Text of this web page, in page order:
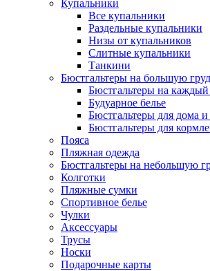
Купальники
Все купальники
Раздельные купальники
Низы от купальников
Слитные купальники
Танкини
Бюстгальтеры на большую
Бюстгальтеры на каждый
Будуарное белье
Бюстгальтеры для дома и
Бюстгальтеры для
Пояса
Пляжная одежда
Бюстгальтеры на небольшую
Колготки
Пляжные сумки
Спортивное белье
Чулки
Аксессуары
Трусы
Носки
Подарочные карты